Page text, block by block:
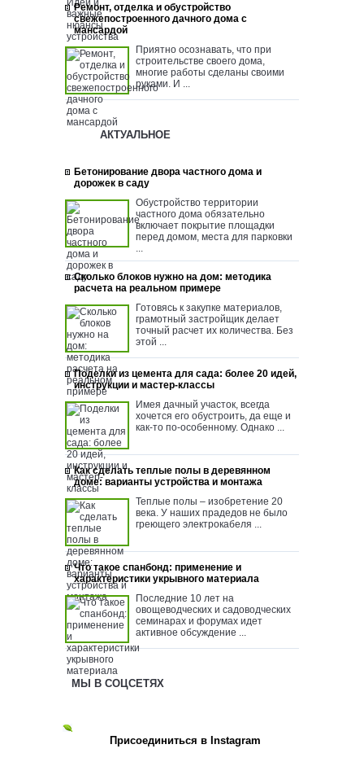
Ремонт, отделка и обустройство
свежепостроенного дачного дома с
мансардой
Приятно осознавать, что при
строительстве своего дома,
многие работы сделаны своими
руками. И ...
АКТУАЛЬНОЕ
Бетонирование двора частного дома и
дорожек в саду
Обустройство территории
частного дома обязательно
включает покрытие площадки
перед домом, места для парковки
...
Сколько блоков нужно на дом: методика
расчета на реальном примере
Готовясь к закупке материалов,
грамотный застройщик делает
точный расчет их количества. Без
этой ...
Поделки из цемента для сада: более 20 идей,
инструкции и мастер-классы
Имея дачный участок, всегда
хочется его обустроить, да еще и
как-то по-особенному. Однако ...
Как сделать теплые полы в деревянном
доме: варианты устройства и монтажа
Теплые полы – изобретение 20
века. У наших прадедов не было
греющего электрокабеля ...
Что такое спанбонд: применение и
характеристики укрывного материала
Последние 10 лет на
овощеводческих и садоводческих
семинарах и форумах идет
активное обсуждение ...
МЫ В СОЦСЕТЯХ
Присоединиться в Instagram